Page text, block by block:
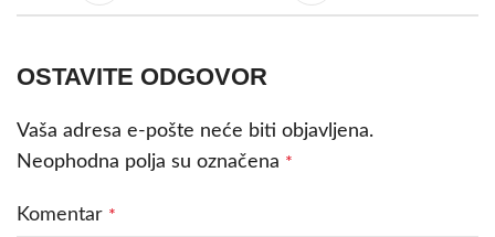
OSTAVITE ODGOVOR
Vaša adresa e-pošte neće biti objavljena.
Neophodna polja su označena *
Komentar *